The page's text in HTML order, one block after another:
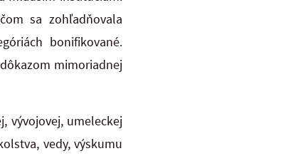
sa zohľadňovala
bonifikované.
mimoriadnej
vývojovej, umeleckej
vedy, výskumu